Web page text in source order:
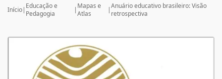
Início| Educação e
Pedagogia
| Mapas e
Atlas
|Anuário educativo brasileiro: Visão
retrospectiva